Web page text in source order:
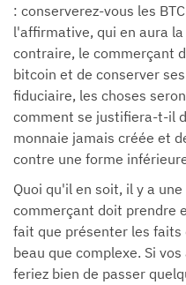
: conserverez-vous les
l'affirmative, qui en aura la
contraire, le commerçant
bitcoin et de conserver
fiduciaire, les choses
comment se justifiera-t-il
monnaie jamais créée et
contre une forme
Quoi qu'il en soit, il y a
commerçant doit prendre
fait que présenter les faits
beau que complexe. Si
feriez bien de passer